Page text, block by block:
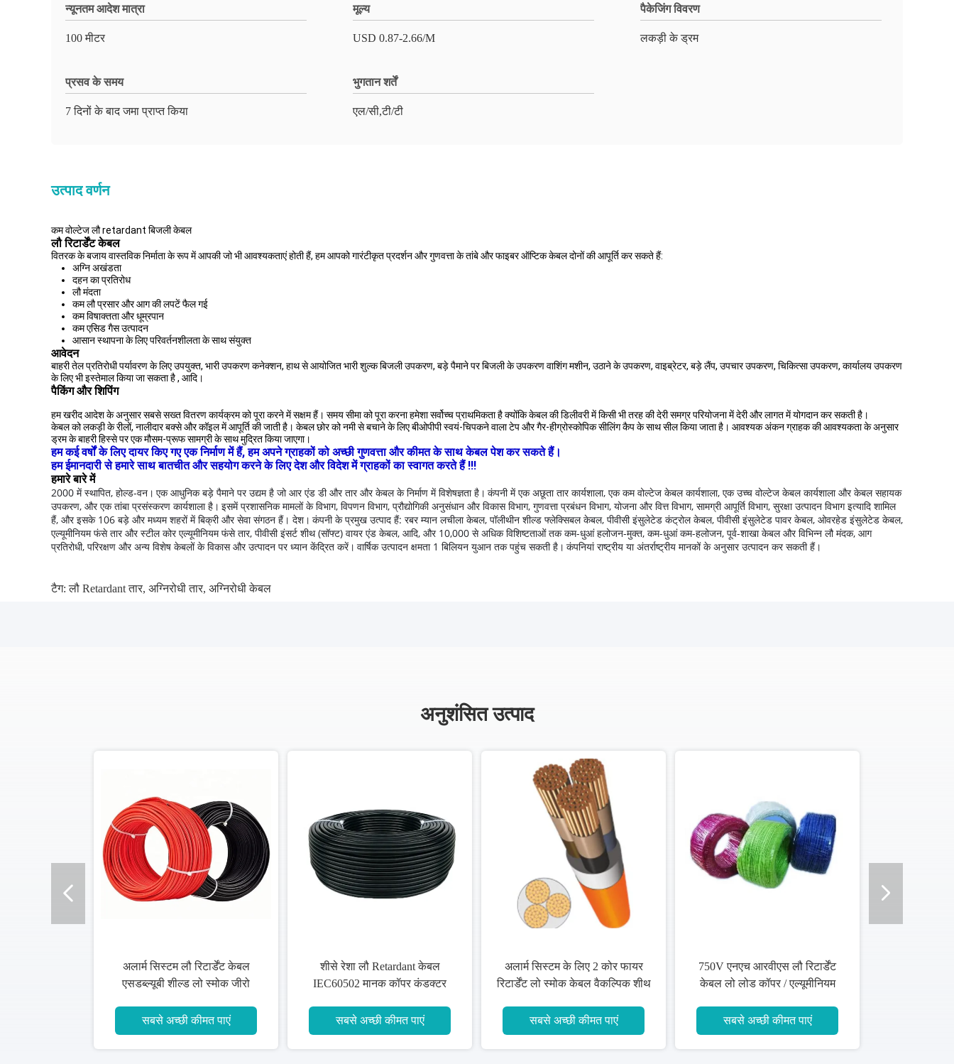
न्यूनतम आदेश मात्रा
100 मीटर
मूल्य
USD 0.87-2.66/M
पैकेजिंग विवरण
लकड़ी के ड्रम
प्रसव के समय
7 दिनों के बाद जमा प्राप्त किया
भुगतान शर्तें
एल/सी,टी/टी
उत्पाद वर्णन
कम वोल्टेज लौ retardant बिजली केबल
लौ रिटार्डेंट केबल
वितरक के बजाय वास्तविक निर्माता के रूप में आपकी जो भी आवश्यकताएं होती हैं, हम आपको गारंटीकृत प्रदर्शन और गुणवत्ता के तांबे और फाइबर ऑप्टिक केबल दोनों की आपूर्ति कर सकते हैं:
अग्नि अखंडता
दहन का प्रतिरोध
लौ मंदता
कम लौ प्रसार और आग की लपटें फैल गई
कम विषाक्तता और धूम्रपान
कम एसिड गैस उत्पादन
आसान स्थापना के लिए परिवर्तनशीलता के साथ संयुक्त
आवेदन
बाहरी तेल प्रतिरोधी पर्यावरण के लिए उपयुक्त, भारी उपकरण कनेक्शन, हाथ से आयोजित भारी शुल्क बिजली उपकरण, बड़े पैमाने पर बिजली के उपकरण वाशिंग मशीन, उठाने के उपकरण, वाइब्रेटर, बड़े लैंप, उपचार उपकरण, चिकित्सा उपकरण, कार्यालय उपकरण
के लिए भी इस्तेमाल किया जा सकता है , आदि।
पैकिंग और शिपिंग
हम खरीद आदेश के अनुसार सबसे सख्त वितरण कार्यक्रम को पूरा करने में सक्षम हैं। समय सीमा को पूरा करना हमेशा सर्वोच्च प्राथमिकता है क्योंकि केबल की डिलीवरी में किसी भी तरह की देरी समग्र परियोजना में देरी और लागत में योगदान कर सकती है।
केबल को लकड़ी के रीलों, नालीदार बक्से और कॉइल में आपूर्ति की जाती है। केबल छोर को नमी से बचाने के लिए बीओपीपी स्वयं-चिपकने वाला टेप और गैर-हीग्रोस्कोपिक सीलिंग कैप के साथ सील किया जाता है। आवश्यक अंकन ग्राहक की आवश्यकता के अनुसार
ड्रम के बाहरी हिस्से पर एक मौसम-प्रूफ सामग्री के साथ मुद्रित किया जाएगा।
हम कई वर्षों के लिए दायर किए गए एक निर्माण में हैं, हम अपने ग्राहकों को अच्छी गुणवत्ता और कीमत के साथ केबल पेश कर सकते हैं।
हम ईमानदारी से हमारे साथ बातचीत और सहयोग करने के लिए देश और विदेश में ग्राहकों का स्वागत करते हैं !!!
हमारे बारे में
2000 में स्थापित, होल्ड-वन। एक आधुनिक बड़े पैमाने पर उद्यम है जो आर एंड डी और तार और केबल के निर्माण में विशेषज्ञता है। कंपनी में एक अछूता तार कार्यशाला, एक कम वोल्टेज केबल कार्यशाला, एक उच्च वोल्टेज केबल कार्यशाला और केबल सहायक
उपकरण, और एक तांबा प्रसंस्करण कार्यशाला है। इसमें प्रशासनिक मामलों के विभाग, विपणन विभाग, प्रौद्योगिकी अनुसंधान और विकास विभाग, गुणवत्ता प्रबंधन विभाग, योजना और वित्त विभाग, सामग्री आपूर्ति विभाग, सुरक्षा उत्पादन विभाग इत्यादि शामिल
हैं, और इसके 106 बड़े और मध्यम शहरों में बिक्री और सेवा संगठन हैं। देश। कंपनी के प्रमुख उत्पाद हैं: रबर म्यान लचीला केबल, पॉलीथीन शील्ड फ्लेक्सिबल केबल, पीवीसी इंसुलेटेड कंट्रोल केबल, पीवीसी इंसुलेटेड पावर केबल, ओवरहेड इंसुलेटेड केबल,
एल्यूमीनियम फंसे तार और स्टील कोर एल्यूमीनियम फंसे तार, पीवीसी इंसर्ट शीथ (सॉफ्ट) वायर एंड केबल, आदि, और 10,000 से अधिक विशिष्टताओं तक कम-धुआं हलोजन-मुक्त, कम-धुआं कम-हलोजन, पूर्व-शाखा केबल और विभिन्न लौ मंदक, आग
प्रतिरोधी, परिरक्षण और अन्य विशेष केबलों के विकास और उत्पादन पर ध्यान केंद्रित करें। वार्षिक उत्पादन क्षमता 1 बिलियन युआन तक पहुंच सकती है। कंपनियां राष्ट्रीय या अंतर्राष्ट्रीय मानकों के अनुसार उत्पादन कर सकती हैं।
टैग:लौ Retardant तार, अग्निरोधी तार, अग्निरोधी केबल
अनुशंसित उत्पाद
अलार्म सिस्टम लौ रिटार्डेंट केबल
एसडब्ल्यूबी शील्ड लो स्मोक जीरो
सबसे अच्छी कीमत पाएं
शीसे रेशा लौ Retardant केबल
IEC60502 मानक कॉपर कंडक्टर
सबसे अच्छी कीमत पाएं
अलार्म सिस्टम के लिए 2 कोर फायर
रिटार्डेंट लो स्मोक केबल वैकल्पिक शीथ
सबसे अच्छी कीमत पाएं
750V एनएच आरवीएस लौ रिटार्डेंट
केबल लो लोड कॉपर / एल्यूमीनियम
सबसे अच्छी कीमत पाएं